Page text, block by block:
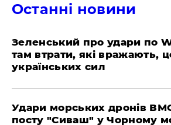
Останні новини
Зеленський про удари по
там втрати, які вражають,
українських сил
Удари морських дронів
посту "Сиваш" у Чорному